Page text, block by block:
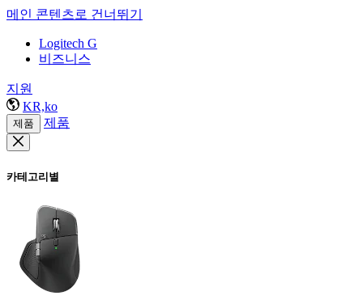
메인 콘텐츠로 건너뛰기
Logitech G
비즈니스
지원
KR,ko
제품 제품
카테고리별